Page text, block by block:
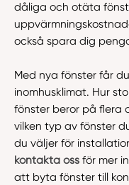
dåliga och otäta
också spara dig
Med nya fönster får
inomhusklimat. Hur
fönster beror på flera
vilken typ av fönster
du väljer för
kontakta oss för mer
att byta fönster till